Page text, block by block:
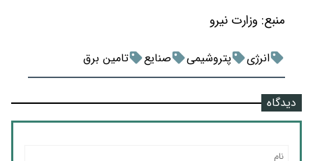
منبع: وزارت نیرو
انرژی پتروشیمی صنایع تامین برق
دیدگاه